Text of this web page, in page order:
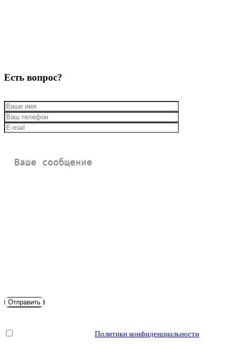
Есть вопрос?
Политики конфиденциальности